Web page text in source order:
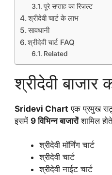
पूरे सप्ताह का रिज़ल्ट
श्रीदेवी चार्ट के लाभ
सावधानी
श्रीदेवी चार्ट FAQ
Related
श्रीदेवी बाजार
Sridevi Chart एक प्रमुख
इसमें 9 विभिन्न बाजारोंशामिल
श्रीदेवी मॉर्निंग चार्ट
श्रीदेवी चार्ट
श्रीदेवी नाईट चार्ट